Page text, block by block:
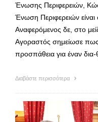
Ένωσης Περιφερειών,
Ένωση Περιφερειών
Αναφερόμενος δε, στο
Αγοραστός σημείωσε
προσπάθεια για έναν δια-
Διαβάστε περισσότερα